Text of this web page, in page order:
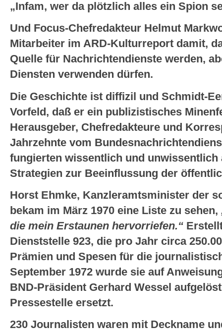
„Infam, wer da plötzlich alles ein Spion
Und Focus-Chefredakteur Helmut
Mitarbeiter im ARD-Kulturreport damit,
Quelle für Nachrichtendienste werden,
Diensten verwenden dürfen.
Die Geschichte ist diffizil und Schmidt-
Vorfeld, daß er ein publizistisches
Herausgeber, Chefredakteure und
Jahrzehnte vom
fungierten wissentlich und unwissentlich
Strategien zur Beeinflussung der
Horst Ehmke, Kanzleramtsminister der
bekam im März 1970 eine Liste zu sehen,
die mein Erstaunen hervorriefen.“
Dienststelle 923, die pro Jahr circa
Prämien und Spesen für die
September 1972 wurde sie auf
BND-Präsident Gerhard Wessel
Pressestelle ersetzt.
230 Journalisten waren mit Deckname